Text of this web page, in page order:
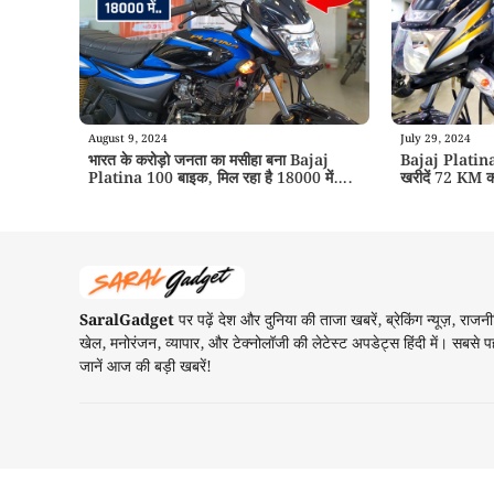
August 9, 2024
भारत के करोड़ो जनता का मसीहा बना Bajaj
Platina 100 बाइक, मिल रहा है 18000 में….
July 29, 2024
Bajaj Platina
खरीदें 72 KM
SaralGadgetपर पढ़ें देश और दुनिया की ताजा खबरें, ब्रेकिंग न्यूज़,
खेल, मनोरंजन, व्यापार, और टेक्नोलॉजी की लेटेस्ट अपडेट्स हिंदी में। सबसे
जानें आज की बड़ी खबरें!